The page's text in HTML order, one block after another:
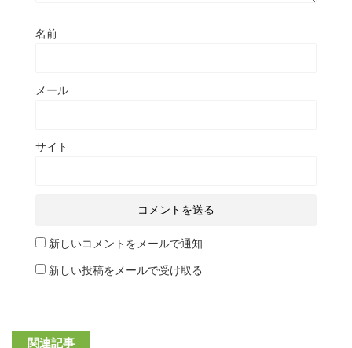
名前
メール
サイト
新しいコメントをメールで通知
新しい投稿をメールで受け取る
関連記事